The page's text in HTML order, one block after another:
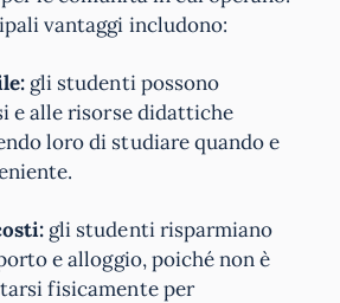
vantaggi includono:
gli studenti possono
e alle risorse didattiche
loro di studiare quando e
gli studenti risparmiano
e alloggio, poiché non è
fisicamente per